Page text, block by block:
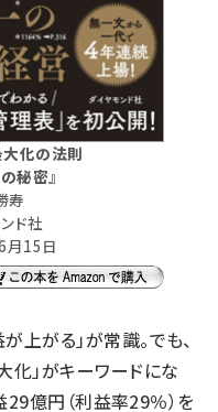
大化の法則
秘密』
寿
ド社
月15日
上がる」が常識。でも、
化」がキーワードにな
29億円（利益率29％）を